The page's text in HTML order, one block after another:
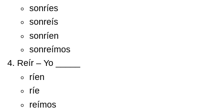
sonríes
sonreís
sonríen
sonreímos
Reír – Yo _____
ríen
ríe
reímos